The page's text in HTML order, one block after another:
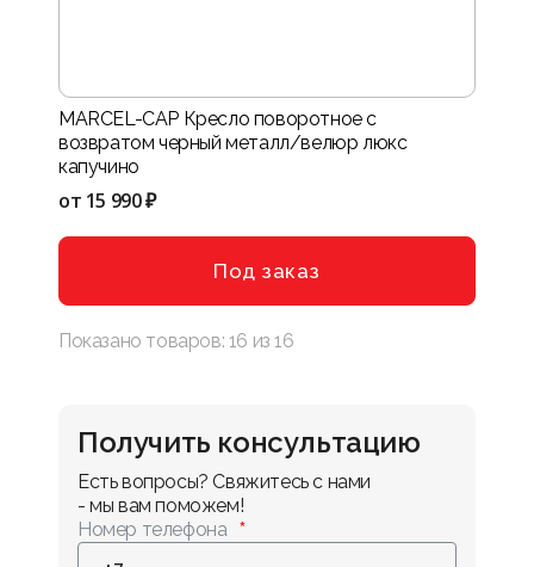
MARCEL-CAP Кресло поворотное с
возвратом черный металл/велюр люкс
капучино
от 15 990 ₽
Под заказ
Показано товаров: 16 из16
Получить консультацию
Есть вопросы? Свяжитесь с нами
- мы вам поможем!
Номер телефона